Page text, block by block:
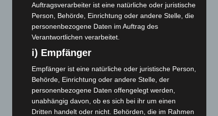
Oktober 2024(93)
September 2024(112)
August 2024(107)
Juli 2024(89)
Juni 2024 (107)
Mai 2024(149)
April 2024(102)
März 2024
(103)
Auftragsverarbeiter ist eine natürliche oder juristische
Person, Behörde, Einrichtung oder andere Stelle, die
personenbezogene Daten im Auftrag des
Verantwortlichen verarbeitet.
i) Empfänger
Empfänger ist eine natürliche oder juristische Person,
Behörde, Einrichtung oder andere Stelle, der
personenbezogene Daten offengelegt werden,
unabhängig davon, ob es sich bei ihr um einen
Dritten handelt oder nicht. Behörden, die im Rahmen